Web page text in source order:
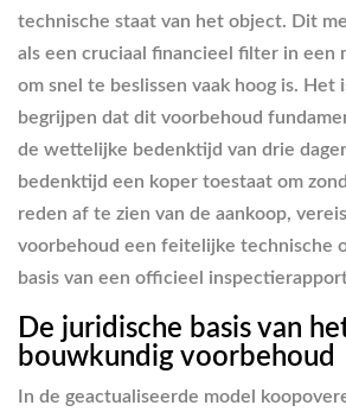
technische staat van het object. Dit
als een cruciaal financieel filter in een
om snel te beslissen vaak hoog is. Het
begrijpen dat dit voorbehoud
de wettelijke bedenktijd van drie
bedenktijd een koper toestaat om
reden af te zien van de aankoop,
voorbehoud een feitelijke technische
basis van een officieel
De juridische basis van
bouwkundig voorbehoud
In de geactualiseerde model